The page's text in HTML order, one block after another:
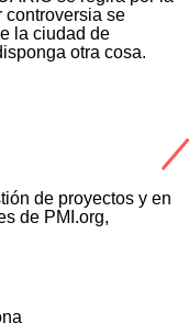
controversia se
la ciudad de
otra cosa.
de proyectos y en
de PMI.org,